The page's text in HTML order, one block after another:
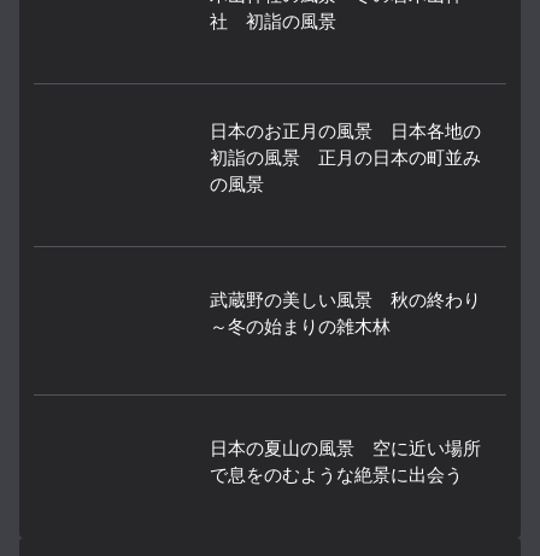
社 初詣の風景
日本のお正月の風景 日本各地の
初詣の風景 正月の日本の町並み
の風景
武蔵野の美しい風景 秋の終わり
～冬の始まりの雑木林
日本の夏山の風景 空に近い場所
で息をのむような絶景に出会う